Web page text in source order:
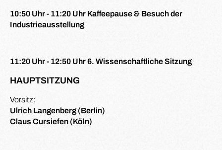
10:50 Uhr - 11:20 Uhr Kaffeepause & Besuch der
Industrieausstellung
11:20 Uhr - 12:50 Uhr 6. Wissenschaftliche Sitzung
HAUPTSITZUNG
Vorsitz:
Ulrich Langenberg (Berlin)
Claus Cursiefen (Köln)